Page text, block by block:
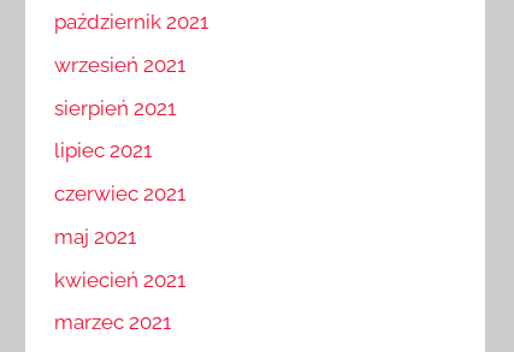
październik 2021
wrzesień 2021
sierpień 2021
lipiec 2021
czerwiec 2021
maj 2021
kwiecień 2021
marzec 2021